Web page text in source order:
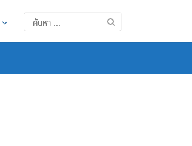
ค้นหา
สำหรับ: